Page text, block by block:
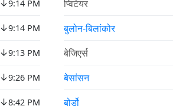
↓9:14 PM
↓9:14 PM
↓9:13 PM
↓9:26 PM
↓8:42 PM
प्विटेयर
बुलोन-बिलांकोर
बेजिएर्स
बेसांसन
बोर्डो